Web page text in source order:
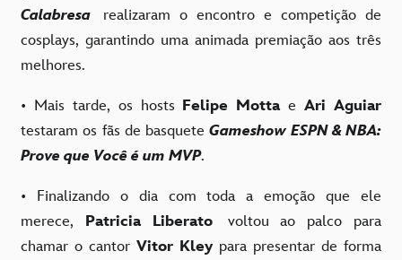
Calabresa realizaram o encontro e competição de
cosplays, garantindo uma animada premiação aos três
melhores.
• Mais tarde, os hosts Felipe MottaeAri Aguiar
testaram os fãs de basqueteGameshow ESPN & NBA:
Prove que Você é um MVP.
• Finalizando o dia com toda a emoção que ele
merece, Patricia Liberatovoltou ao palco para
chamar o cantor Vitor Kley para presentar de forma